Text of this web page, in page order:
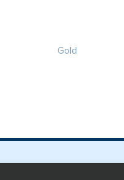
Gold